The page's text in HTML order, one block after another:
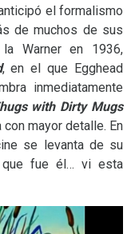
el formalismo
de muchos de sus
Warner en 1936,
, en el que Egghead
inmediatamente
with Dirty Mugs
mayor detalle. En
se levanta de su
que fue él… vi esta